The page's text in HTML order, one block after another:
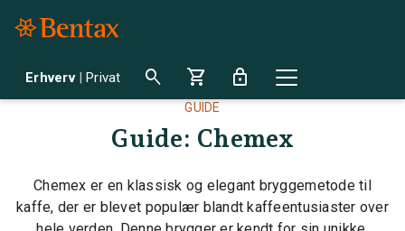
Erhverv | Privat search shopping_cart lock
GUIDE
Guide: Chemex
Chemex er en klassisk og elegant bryggemetode til
kaffe, der er blevet populær blandt kaffeentusiaster over